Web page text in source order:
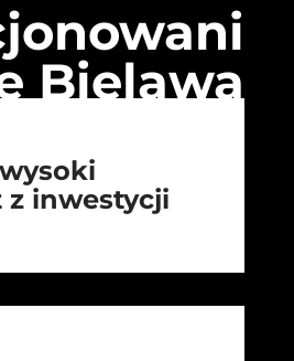
Bielawa
wysoki
z inwestycji